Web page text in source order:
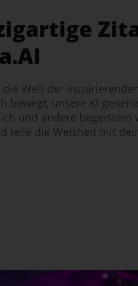
Welt der
bewegt, unsere KI
und andere begeistern
teile die Weisheit mit